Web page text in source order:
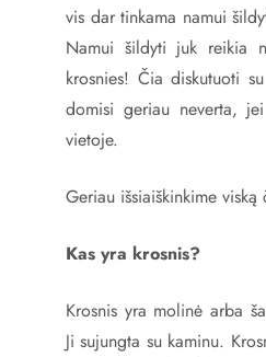
vis dar tinkama namui
Namui šildyti juk reikia
krosnies! Čia diskutuoti
domisi geriau neverta,
vietoje.
Geriau išsiaiškinkime
Kas yra krosnis?
Krosnis yra molinė arba
Ji sujungta su kaminu.